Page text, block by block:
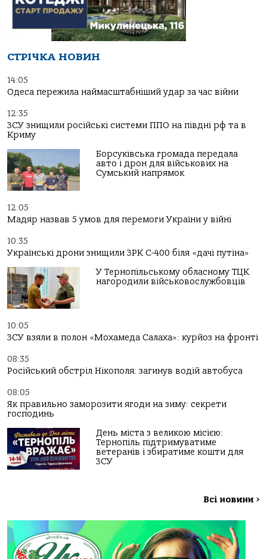
СТРІЧКА НОВИН
14:05
Одеса пережила наймасштабніший удар за час війни
12:35
ЗСУ знищили російські системи ППО на півдні рф та в
Криму
Борсуківська громада передала
авто і дрон для військових на
Сумський напрямок
12:05
Мадяр назвав 5 умов для перемоги України у війні
10:35
Українські дрони знищили ЗРК С-400 біля «дачі путіна»
У Тернопільському обласному ТЦК
нагородили військовослужбовців
10:05
ЗСУ взяли в полон «Мохамеда Салаха»: курйоз на фронті
08:35
Російський обстріл Нікополя: загинув водій автобуса
08:05
Як правильно заморозити ягоди на зиму: секрети
господинь
День міста з великою місією:
Тернопіль підтримуватиме
ветеранів і збиратиме кошти для
ЗСУ
Всі новини >